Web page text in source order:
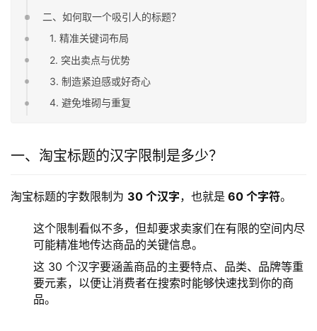
二、如何取一个吸引人的标题？
1. 精准关键词布局
2. 突出卖点与优势
3. 制造紧迫感或好奇心
4. 避免堆砌与重复
一、淘宝标题的汉字限制是多少？
淘宝标题的字数限制为 30 个汉字，也就是 60 个字符。
这个限制看似不多，但却要求卖家们在有限的空间内尽
可能精准地传达商品的关键信息。
这 30 个汉字要涵盖商品的主要特点、品类、品牌等重
要元素，以便让消费者在搜索时能够快速找到你的商
品。